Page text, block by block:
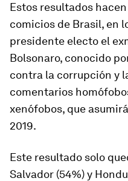
Estos resultados
comicios de Brasil, en
presidente electo el
Bolsonaro, conocido
contra la corrupción y
comentarios
xenófobos, que
2019.
Este resultado solo
Salvador (54%) y